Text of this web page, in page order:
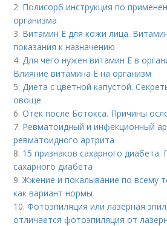
2. Полисорб инструкция по
организма
3. Витамин E для кожи лица.
показания к назначению
4. Для чего нужен витамин Е в
Влияние витамина E на организм
5. Диета с цветной капустой.
овоще
6.Отек после Ботокса. Причины
7. Ревматоидный и инфекционный
ревматоидного артрита
8. 15 признаков сахарного диабета.
сахарного диабета
9.Жжение и покалывание по всему
как вариант нормы
10.Фотоэпиляция или лазерная
отличается фотоэпиляция от